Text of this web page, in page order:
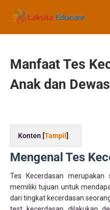
Manfaat Tes
Anak dan
Konten [Tampil ]
Mengenal Tes
Tes Kecerdasan
memiliki tujuan untuk
dari tingkat kecerdasan